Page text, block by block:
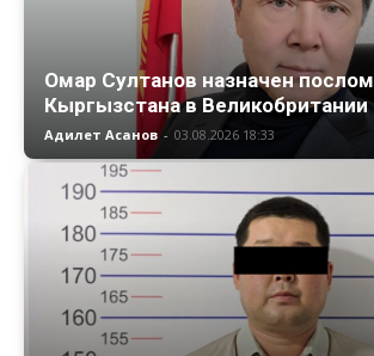
Омар Султанов назначен послом
Кыргызстана в Великобритании
Адилет Асанов - 03.08.2026 18:33